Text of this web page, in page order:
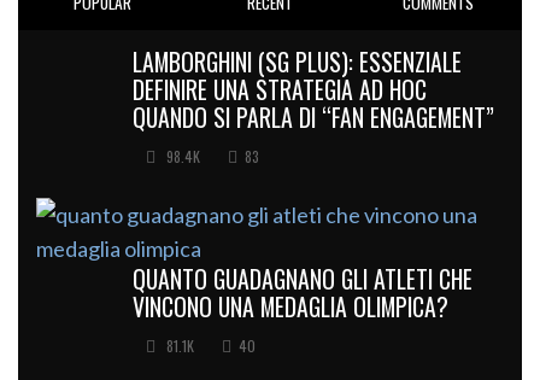
LAMBORGHINI (SG PLUS): ESSENZIALE
DEFINIRE UNA STRATEGIA AD HOC
QUANDO SI PARLA DI “FAN ENGAGEMENT”
98.4K 83
QUANTO GUADAGNANO GLI ATLETI CHE
VINCONO UNA MEDAGLIA OLIMPICA?
81.1K 40